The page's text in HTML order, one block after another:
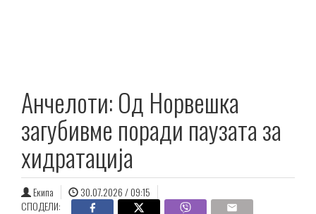
Анчелоти: Од Норвешка
загубивме поради паузата за
хидратација
Екипа
30.07.2026 / 09:15
СПОДЕЛИ: